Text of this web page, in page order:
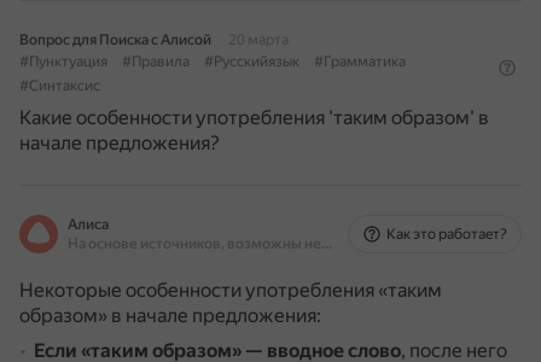
Вопрос для Поиска с Алисой
20 марта
#Пунктуация
#Правила #Русскийязык
#Грамматика
#Синтаксис
Какие особенности употребления 'таким образом' в
начале предложения?
Алиса
На основе источников, возможны неточности
Как это работает?
Некоторые особенности употребления «таким
образом» в начале предложения:
Если «таким образом» — вводное слово, после него